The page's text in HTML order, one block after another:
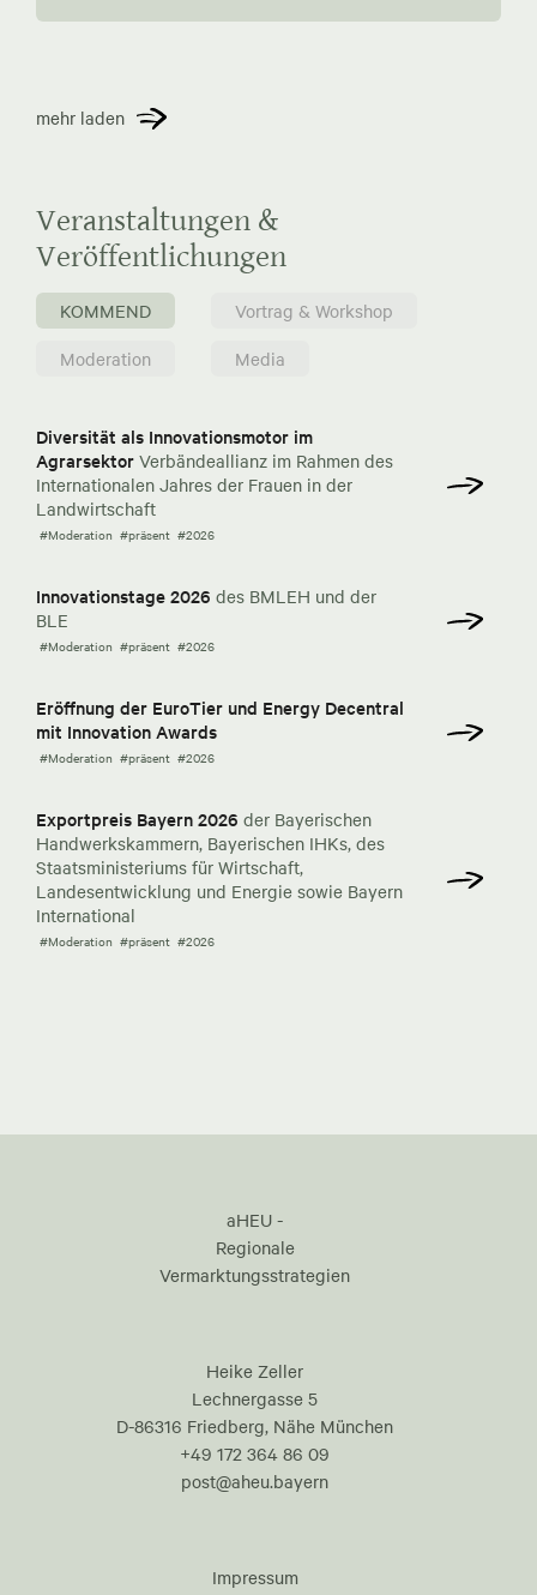
mehr laden
Veranstaltungen &
Veröffentlichungen
KOMMEND
Vortrag & Workshop
Moderation
Media
Diversität als Innovationsmotor im
Agrarsektor Verbändeallianz im Rahmen des
Internationalen Jahres der Frauen in der
Landwirtschaft
#Moderation #präsent #2026
Innovationstage 2026 des BMLEH und der
BLE
#Moderation #präsent #2026
Eröffnung der EuroTier und Energy Decentral
mit Innovation Awards
#Moderation #präsent #2026
Exportpreis Bayern 2026 der Bayerischen
Handwerkskammern, Bayerischen IHKs, des
Staatsministeriums für Wirtschaft,
Landesentwicklung und Energie sowie Bayern
International
#Moderation #präsent #2026
aHEU -
Regionale
Vermarktungsstrategien
Heike Zeller
Lechnergasse 5
D-86316 Friedberg, Nähe München
+49 172 364 86 09
post@aheu.bayern
Impressum